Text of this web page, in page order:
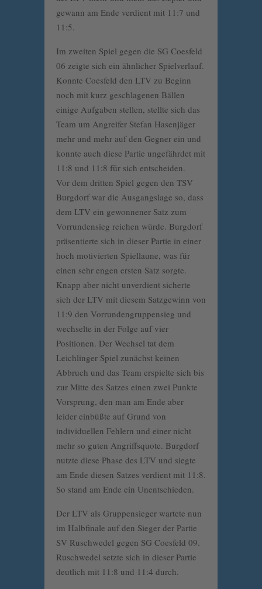
gewann am Ende verdient mit 11:7 und
11:5.
Im zweiten Spiel gegen die SG Coesfeld
06 zeigte sich ein ähnlicher Spielverlauf.
Konnte Coesfeld den LTV zu Beginn
noch mit kurz geschlagenen Bällen
einige Aufgaben stellen, stellte sich das
Team um Angreifer Stefan Hasenjäger
mehr und mehr auf den Gegner ein und
konnte auch diese Partie ungefährdet mit
11:8 und 11:8 für sich entscheiden.
Vor dem dritten Spiel gegen den TSV
Burgdorf war die Ausgangslage so, dass
dem LTV ein gewonnener Satz zum
Vorrundensieg reichen würde. Burgdorf
präsentierte sich in dieser Partie in einer
hoch motivierten Spiellaune, was für
einen sehr engen ersten Satz sorgte.
Knapp aber nicht unverdient sicherte
sich der LTV mit diesem Satzgewinn von
11:9 den Vorrundengruppensieg und
wechselte in der Folge auf vier
Positionen. Der Wechsel tat dem
Leichlinger Spiel zunächst keinen
Abbruch und das Team erspielte sich bis
zur Mitte des Satzes einen zwei Punkte
Vorsprung, den man am Ende aber
leider einbüßte auf Grund von
individuellen Fehlern und einer nicht
mehr so guten Angriffsquote. Burgdorf
nutzte diese Phase des LTV und siegte
am Ende diesen Satzes verdient mit 11:8.
So stand am Ende ein Unentschieden.
Der LTV als Gruppensieger wartete nun
im Halbfinale auf den Sieger der Partie
SV Ruschwedel gegen SG Coesfeld 09.
Ruschwedel setzte sich in dieser Partie
deutlich mit 11:8 und 11:4 durch.